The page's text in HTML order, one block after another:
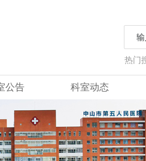
热门
公告 科室动态